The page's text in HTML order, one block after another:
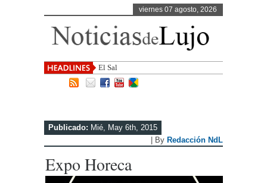
viernes 07 agosto, 2026
El Salvador, uno de los
Publicado: Mié, May 6th, 2015
| By Redacción NdL
Expo Horeca